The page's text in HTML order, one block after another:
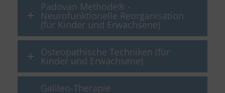
Padovan Methode® -
Neurofunktionelle Reorganisation
(für Kinder und Erwachsene)
Osteopathische Techniken (für
Kinder und Erwachsene)
Galileo-Therapie